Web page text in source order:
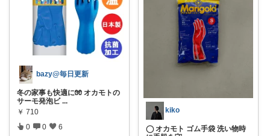
bazy@毎日更新
冬の家事も快適に🧤 オカモトの
サーモ発泡ビ ...
￥ 710
0 0 6
kiko
◯ オカモト ゴム手袋 洗い物時